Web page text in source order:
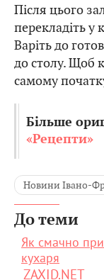
Після цього
перекладіть
Варіть до
до столу. Щоб
самому
Більше
«Рецепти»
Новини Івано-
До теми
Як смачно
кухаря
ZAXID.NET